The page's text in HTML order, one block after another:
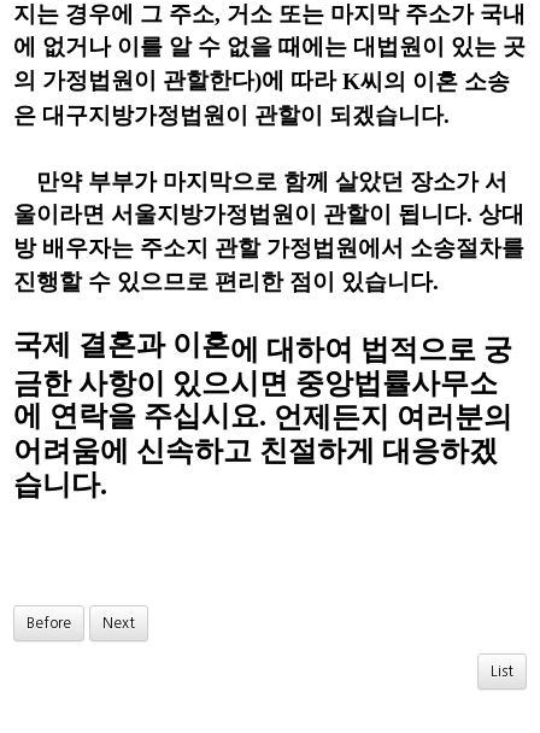
지는 경우에 그 주소, 거소 또는 마지막 주소가 국내
에 없거나 이를 알 수 없을 때에는 대법원이 있는 곳
의 가정법원이 관할한다)에 따라K씨의 이혼 소송
은 대구지방가정법원이 관할이 되겠습니다.
만약 부부가 마지막으로 함께 살았던 장소가 서
울이라면 서울지방가정법원이 관할이 됩니다.상대
방 배우자는 주소지 관할 가정법원에서 소송절차를
진행할 수 있으므로 편리한 점이 있습니다.
국제 결혼과 이혼에 대하여 법적으로 궁
금한 사항이 있으시면 중앙법률사무소
에 연락을 주십시요. 언제든지 여러분의
어려움에 신속하고 친절하게 대응하겠
습니다.
Before Next
List